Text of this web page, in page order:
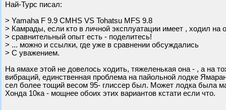
Най-Турс писал:
> Yamaha F 9.9 CMHS VS Tohatsu MFS 9.8
> Камрады, если кто в личной эксплуатации имеет , ходил на
> сравнительный опыт есть - поделитесь!
> ... можно и ссылки, где уже в сравнении обсуждались
> С уважением.
На ямахе этой не довелось ходить, тяжеленькая она - , а на
вибраций, единственная проблема на пайольной лодке
сел более тощий весом 95- глиссер был. Может лодка
Хонда 10ка - мощнее обоих этих вариантов кстати если что.